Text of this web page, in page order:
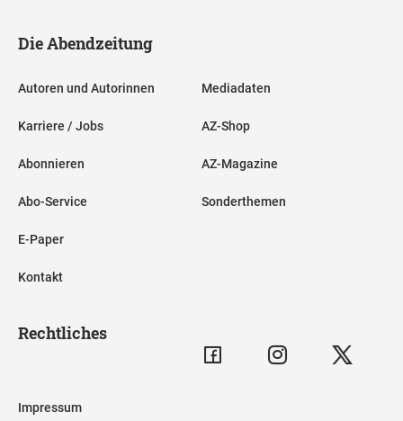
Die Abendzeitung
Autoren und Autorinnen
Karriere / Jobs
Abonnieren
Abo-Service
E-Paper
Kontakt
Mediadaten
AZ-Shop
AZ-Magazine
Sonderthemen
Rechtliches
Impressum